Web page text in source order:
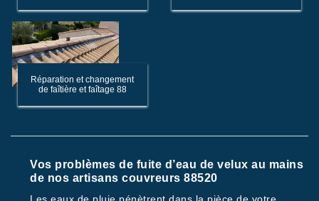
Réparation et changement
de faîtière et faîtage 88
Vos problèmes de fuite d’eau de velux au mains
de nos artisans couvreurs 88520